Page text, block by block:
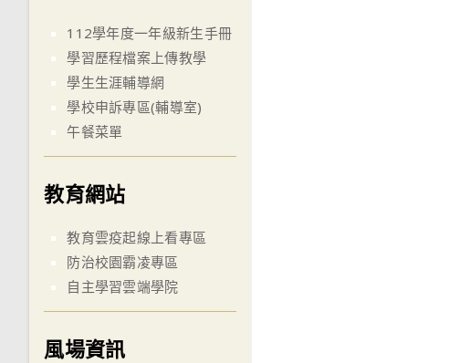
112學年度一年級新生手冊
學習歷程檔案上傳教學
學生生涯輔導網
學校申訴專區(輔導室)
午餐菜單
教育網站
教育雲疫起線上看專區
防治校園霸凌專區
自主學習雲端學院
風場資訊